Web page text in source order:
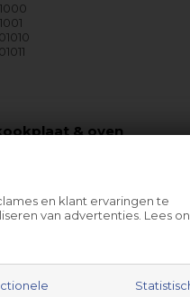
en klant ervaringen te
van advertenties. Lees
& oven
worden gebruikt als
van de originele versie, b.v.
en oven wordt geleverd
meestal afzonderlijk worden
met PNC nr. zoals